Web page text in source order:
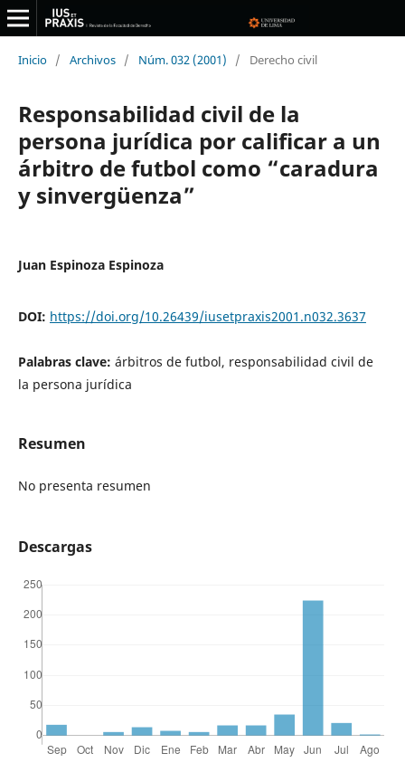
Inicio / Archivos / Núm. 032 (2001) / Derecho civil
Responsabilidad civil de la
persona jurídica por calificar a un
árbitro de futbol como “caradura
y sinvergüenza”
Juan Espinoza Espinoza
DOI: https://doi.org/10.26439/iusetpraxis2001.n032.3637
Palabras clave: árbitros de futbol, responsabilidad civil de
la persona jurídica
Resumen
No presenta resumen
Descargas